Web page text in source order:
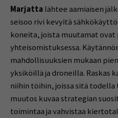
Marjatta lähtee aamiaisen
seisoo rivi kevyitä
koneita, joista muutamat ovat
yhteisomistuksessa.
mahdollisuuksien mukaan
yksiköillä ja droneilla. Raskas
niihin töihin, joissa sitä todella
muutos kuvaa strategian
toimintaa ja vahvistaa